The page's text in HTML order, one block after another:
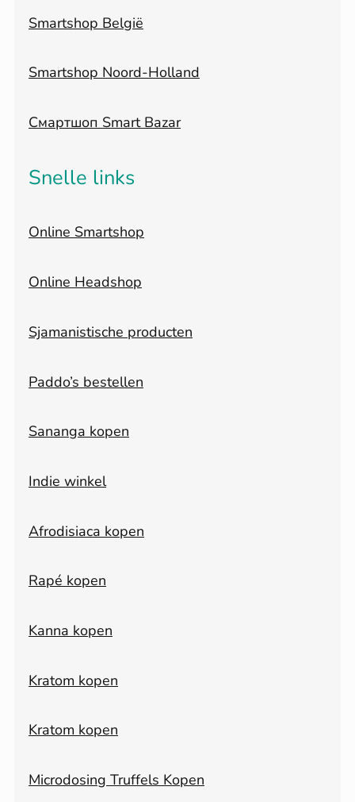
Smartshop België
Smartshop Noord-Holland
Смартшоп Smart Bazar
Snelle links
Online Smartshop
Online Headshop
Sjamanistische producten
Paddo’s bestellen
Sananga kopen
Indie winkel
Afrodisiaca kopen
Rapé kopen
Kanna kopen
Kratom kopen
Kratom kopen
Microdosing Truffels Kopen